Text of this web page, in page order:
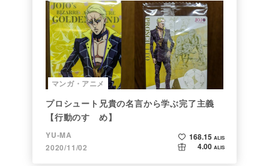
マンガ・アニメ
プロシュート兄貴の名言から学ぶ完了主義
【行動のすゝめ】
YU-MA
2020/11/02
168.15 ALIS
4.00 ALIS